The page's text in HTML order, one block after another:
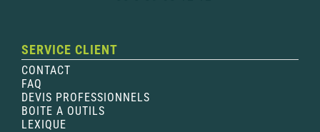
SERVICE CLIENT
CONTACT
FAQ
DEVIS PROFESSIONNELS
BOITE A OUTILS
LEXIQUE